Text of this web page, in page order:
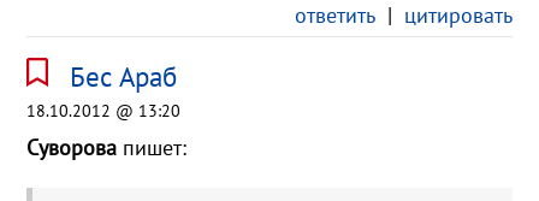
ответить| цитировать
Бес Араб
18.10.2012 @ 13:20
Суворова пишет: